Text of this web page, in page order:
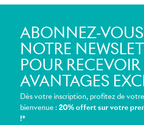
ABONNEZ-
NOTRE
POUR RECEVOIR
AVANTAGES
Dès votre inscription, profitez de
bienvenue : 20% offert sur votre
!*